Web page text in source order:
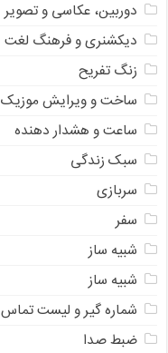
دوربین، عکاسی و تصویر
دیکشنری و فرهنگ لغت
زنگ تفریح
ساخت و ویرایش موزیک
ساعت و هشدار دهنده
سبک زندگی
سربازی
سفر
شبیه ساز
شبیه ساز
شماره گیر و لیست تماس
ضبط صدا